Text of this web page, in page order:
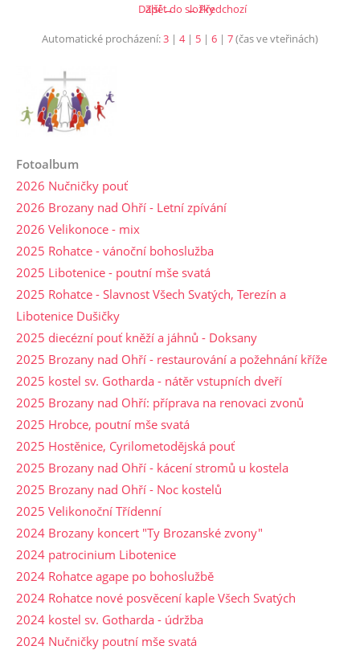
← Předchozí
Další →
Zpět do složky
Automatické procházení:3 | 4| 5 | 6 | 7(čas ve vteřinách)
Fotoalbum
2026 Nučničky pouť
2026 Brozany nad Ohří - Letní zpívání
2026 Velikonoce - mix
2025 Rohatce - vánoční bohoslužba
2025 Libotenice - poutní mše svatá
2025 Rohatce - Slavnost Všech Svatých, Terezín a
Libotenice Dušičky
2025 diecézní pouť kněží a jáhnů - Doksany
2025 Brozany nad Ohří - restaurování a požehnání kříže
2025 kostel sv. Gotharda - nátěr vstupních dveří
2025 Brozany nad Ohří: příprava na renovaci zvonů
2025 Hrobce, poutní mše svatá
2025 Hostěnice, Cyrilometodějská pouť
2025 Brozany nad Ohří - kácení stromů u kostela
2025 Brozany nad Ohří - Noc kostelů
2025 Velikonoční Třídenní
2024 Brozany koncert "Ty Brozanské zvony"
2024 patrocinium Libotenice
2024 Rohatce agape po bohoslužbě
2024 Rohatce nové posvěcení kaple Všech Svatých
2024 kostel sv. Gotharda - údržba
2024 Nučničky poutní mše svatá